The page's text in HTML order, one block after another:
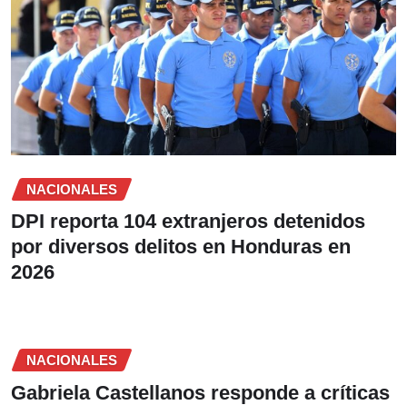
NACIONALES
DPI reporta 104 extranjeros detenidos
por diversos delitos en Honduras en
2026
NACIONALES
Gabriela Castellanos responde a críticas